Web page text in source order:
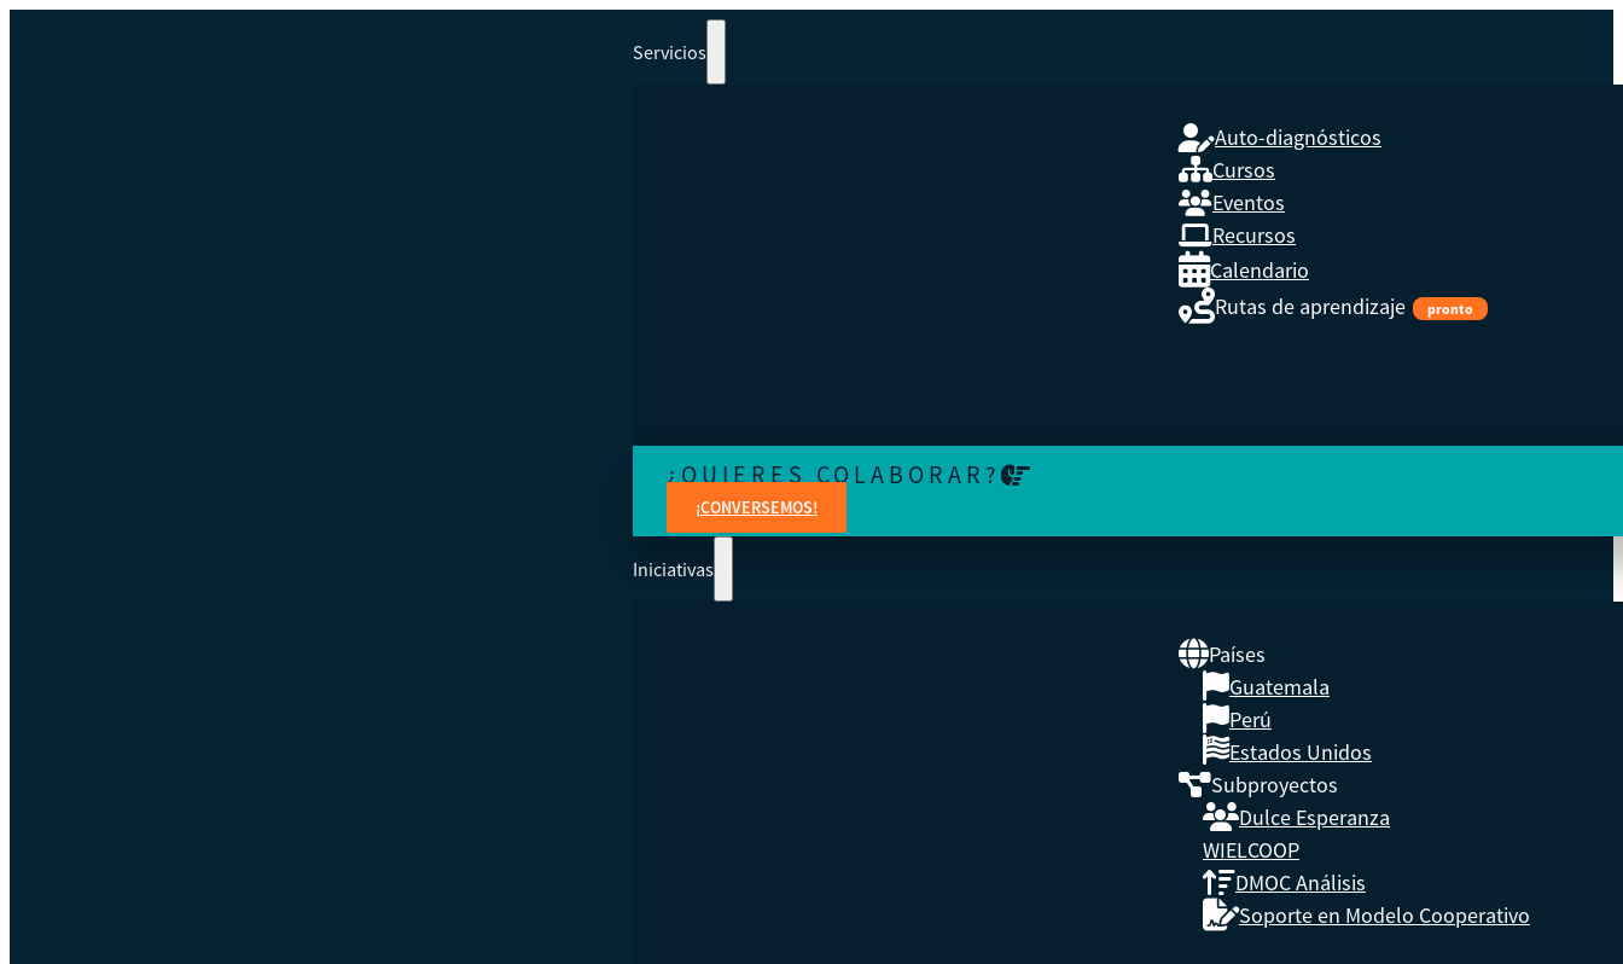
Servicios
Auto-diagnósticos
Cursos
Eventos
Recursos
Calendario
Rutas de aprendizaje
pronto
¿QUIERES COLABORAR?
¡CONVERSEMOS!
Iniciativas
Países
Guatemala
Perú
Estados Unidos
Subproyectos
Dulce Esperanza
WIELCOOP
DMOC Análisis
Soporte en Modelo Cooperativo